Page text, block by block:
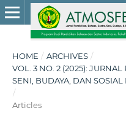
HOME / ARCHIVES /
VOL. 3 NO. 2 (2025):
SENI, BUDAYA, DAN
/
Articles